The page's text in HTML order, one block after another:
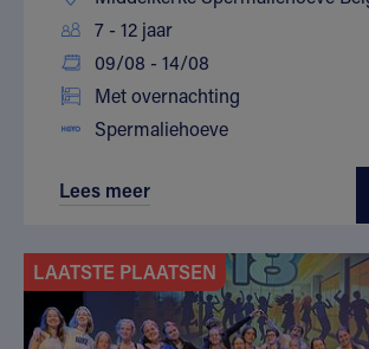
7 - 12 jaar
09/08 - 14/08
Met overnachting
Spermaliehoeve
Lees meer
LAATSTE PLAATSEN